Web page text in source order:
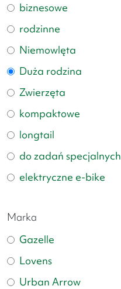
biznesowe
rodzinne
Niemowlęta
Duża rodzina
Zwierzęta
kompaktowe
longtail
do zadań specjalnych
elektryczne e-bike
Marka
Gazelle
Lovens
Urban Arrow